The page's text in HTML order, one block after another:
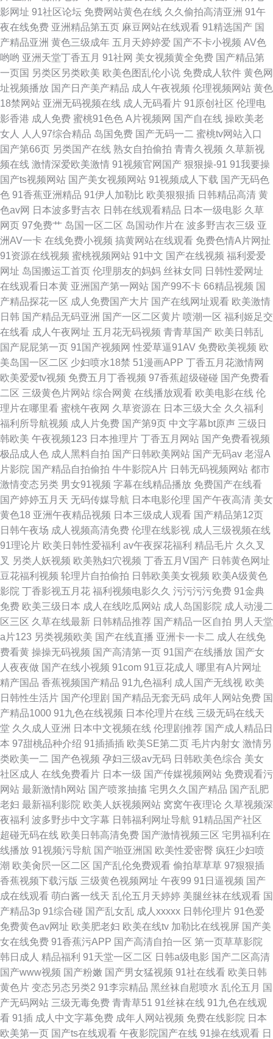
影网址 91社区论坛 免费网站黄色在线 久久偷拍高清亚洲 91午
夜在线免费 亚洲精品第五页 麻豆网站在线观看 91精选国产 国
产精品亚洲 黄色三级成年 五月天婷婷爱 国产不卡小视频 AV色
哟哟 亚洲天堂丁香五月 91社网 美女视频黄全免费 国产精品第
一页国 另类区另类欧美 欧美色图乱伦小说 免费成人软件 黄色网
址视频播放 国产日产美产精品 成人午夜视频 伦理视频网站 黄色
18禁网站 亚洲无码视频在线 成人无码看片 91原创社区 伦理电
影香港 成人免费 蜜桃91色色 A片视频网 国产自在线 操欧美老
女人
人人97综合精品 岛国免费 国产无码一二 蜜桃tv网站入口
国产第66页 另类国产在线 熟女自拍偷拍 青青久视频 久草新视
频在线 激情深爱欧美激情 91视频官网国产 狠狠操-91 91我要操
国产ts视频网站 国产美女视频网站 91视频成人下载 国产无码色
色 91香蕉亚洲精品 91伊人加勒比 欧美狠狠插 日韩精品高清 黄
色av网 日本波多野吉衣 日韩在线观看精品 日本一级电影 久草
网页 97免费艹 岛国一区二区 岛国动作片在 波多野吉衣三级 亚
洲AV一卡 在线免费小视频 搞黄网站在线观看 免费色情A片网扯
91资源在线视频 蜜桃视频网站 91中文 国产在线视频 福利爱爱
网址 岛国搬运工首页 伦理朋友的妈妈 丝袜女同 日韩性爱网址
在线观看日本黄 亚洲国产第一网站 国产99不卡 66精品视频 国
产精品探花一区 成人免费国产大片 国产在线网址观看 欧美激情
日韩 国产精品无码亚洲 国产一区二区黄片 喷潮一区 福利姬足交
在线看 成人午夜网址 五月花无码视频 青青草国产 欧美日韩乱
国产屁屁第一页 91国产视频网 性爱草逼91AV 免费欧美视频 欧
美岛国一区二区 少妇喷水18禁 51漫画APP 丁香五月花激情网
欧美爱爱tv视频 免费五月丁香视频 97香蕉超级碰碰 国产免费看
二区 三级黄色片网站 综合网黄 在线播放观看 欧美电影在线 伦
理片在哪里看 蜜桃午夜网 久草资源在 日本三级大全 久久福利
福利所导航视频 成人片免费 国产第9页 中文字幕bt原声 三级日
韩欧美 午夜视频123 日本推理片 丁香五月网站 国产免费看视频
极品成人色 成人黑料自拍 国产日韩欧美网站 国产无码av 老湿A
片影院 国产精品自拍偷拍 牛牛影院A片 日韩无码视频网站 都市
激情变态另类 男女91视频 字幕在线精品播放 免费国产在线看
国产婷婷五月天 无码传媒导航 日本电影伦理 国产午夜高清 美女
黄色18 亚洲午夜精品视频 日本三级成人观看 国产精品第12页
日韩午夜场 成人视频高清免费 伦理在线影视 成人三级视频在线
91理论片 欧美日韩性爱福利 av午夜探花福利 精品毛片 久久叉
叉 另类人妖视频 欧美熟妇穴视频 丁香五月V国产 日韩黄色网址
豆花福利视频 轮理片自拍偷拍 日韩欧美美女视频 欧美A级黄色
影院 丁香影视五月花 福利视频电影久久 污污污污免费 91金典
免费 欧美三级日本 成人在线吃瓜网站 成人岛国影院 成人动漫二
区三区 久草在线最新 日韩精品推荐 国产精品一区自拍 男人天堂
a片123 另类视频欧美 国产在线直播 亚洲卡一卡二 成人在线免
费看黄 操操无码视频 国产高清第一页 91国产在线播放 国产女
人夜夜做 国产在线小视频 91com 91豆花成人 哪里有A片网址
精产国品 香蕉视频国产精品 91九色福利 成人国产无线视 欧美
日韩性生活片 国产伦理剧 国产精品无套无码 成年人网站免费 国
产精品1000 91九色在线视频 日本伦理片在线 三级无码在线天
堂 久久成人亚洲 日本中文视频在线 伦理剧推荐 国产成人精品日
本 97甜桃品种介绍 91插插插 欧美SE第二页 毛片内射女 激情另
类欧美一二 国产色视频 孕妇三级av无码 日韩欧美色综合 美女
社区成人 在线免费看片 日本一级 国产传媒视频网站 免费观看污
网站 最新激情h网站 国产喷浆抽搐 宅男久久国产精品 国产乱肥
老妇 最新福利影院 欧美人妖视频网站 窝窝午夜理论 久草视频深
夜福利 波多野步中文字幕 日韩福利网址导航 91精品国产社区
超碰无码在线 欧美日韩高清免费 国产激情视频三区 宅男福利在
线播放 91视频污导航 国产啪亚洲国 欧美性爱密臀 疯狂少妇喷
潮 欧美肏屄一区二区 国产乱伦免费观看 偷拍草草草 97狠狠插
香蕉视频下载污版 三级黄色视频网址 午夜99 91日逼视频 国产
成在线观看 萌白酱一线天 乱伦五月天婷婷 美腿丝袜在线观看 国
产精品3p 91综合碰 国产乱女乱 成人xxxxx 日韩伦理片 91色爱
免费黄色av网址 欧美肥老妇 欧美在线tv 加勒比在线视屏 国产美
女在线免费 91香蕉污APP 国产高清自拍一区 第一页草草影院
韩日成人 精品福利 91天堂一区二区 日韩a级电影 国产二区高清
国产www视频 国产粉嫩 国产男女猛视频 91社在线看 欧美日韩
黄色片 变态另态另类2 91李宗精品 黑丝袜自慰喷水 乱伦五月 国
产无码网站 三级无毒免费 青青草51 91丝袜在线 91九色在线观
看 91插 成人中文字幕免费 成年人网站视频 免费在线影院 日本
欧美第一页 国产ts在线观看 午夜影院国产在线 91操在线观看 日